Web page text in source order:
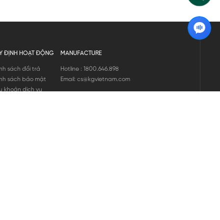
ĐỊNH HOẠT ĐỘNG
sách đổi trả
sách bảo mật
khoản dịch vụ
MANUFACTURE
Hotline : 1800.646.898
Email: cs@kgvietnam.com